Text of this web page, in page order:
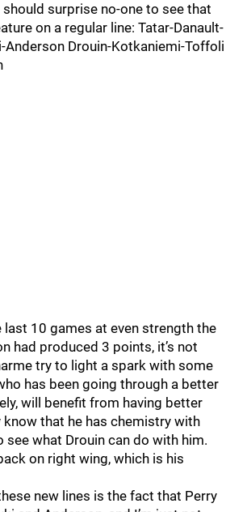
should surprise no-one to see that
on a regular line: Tatar-Danault-
Anderson Drouin-Kotkaniemi-Toffoli
last 10 games at even strength the
had produced 3 points, it’s not
try to light a spark with some
has been going through a better
will benefit from having better
know that he has chemistry with
see what Drouin can do with him.
on right wing, which is his
new lines is the fact that Perry